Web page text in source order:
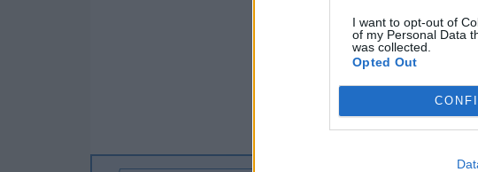
I want to opt-out of
of my Personal Data
was collected.
Opted Out
Bákói FC II.
SZÓLJON